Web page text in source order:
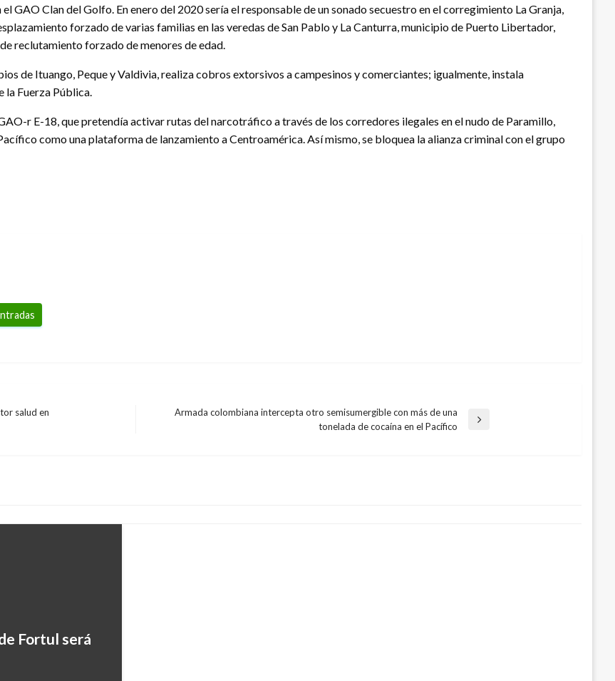
GAO Clan del Golfo. En enero del 2020 sería el responsable de un sonado secuestro en el corregimiento La Granja,
forzado de varias familias en las veredas de San Pablo y La Canturra, municipio de Puerto Libertador,
reclutamiento forzado de menores de edad.
de Ituango, Peque y Valdivia, realiza cobros extorsivos a campesinos y comerciantes; igualmente, instala
la Fuerza Pública.
r E-18, que pretendía activar rutas del narcotráfico a través de los corredores ilegales en el nudo de Paramillo,
como una plataforma de lanzamiento a Centroamérica. Así mismo, se bloquea la alianza criminal con el grupo
salud en
Armada colombiana intercepta otro semisumergible con más de una
tonelada de cocaína en el Pacífico
Fortul será